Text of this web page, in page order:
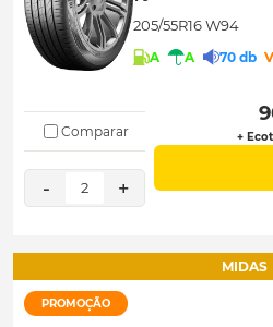
205/55R16 W94
A A 70 db
Comparar
- 2 +
+
MIDAS
PROMOÇÃO